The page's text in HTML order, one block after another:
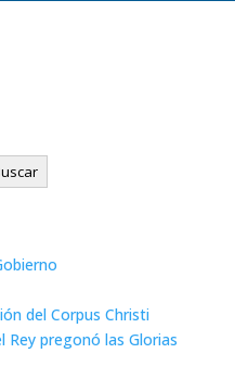
del Corpus Christi
Rey pregonó las Glorias